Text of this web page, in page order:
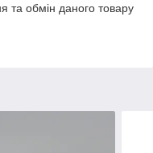
та обмін даного товару